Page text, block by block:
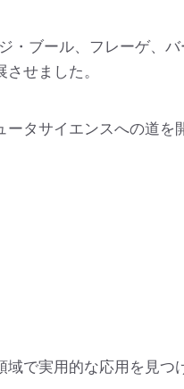
・ブール、フレーゲ、
せました。
ータサイエンスへの道を
で実用的な応用を見つ